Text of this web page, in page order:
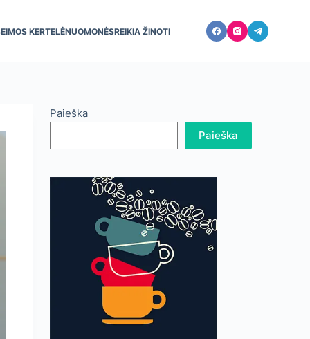
KERTELĖNUOMONĖSREIKIA ŽINOTI
Paieška
Paieška